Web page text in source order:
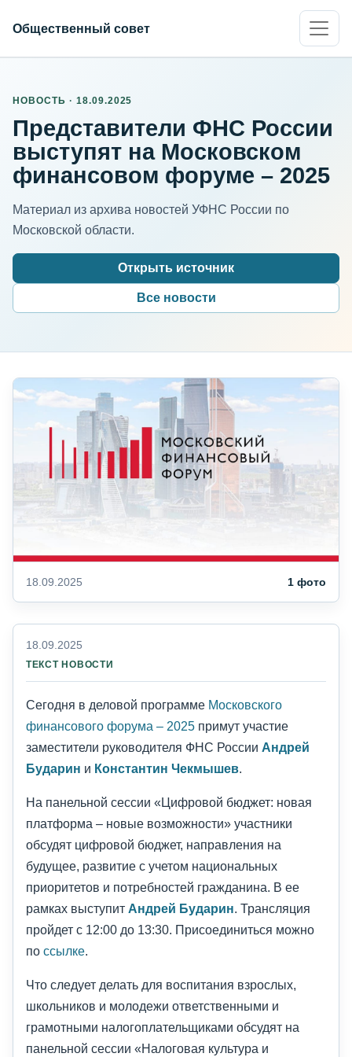
Общественный совет
НОВОСТЬ · 18.09.2025
Представители ФНС России
выступят на Московском
финансовом форуме – 2025
Материал из архива новостей УФНС России по
Московской области.
Открыть источник
Все новости
18.09.2025 1 фото
18.09.2025
ТЕКСТ НОВОСТИ
Сегодня в деловой программе Московского
финансового форума – 2025 примут участие
заместители руководителя ФНС России Андрей
Бударин и Константин Чекмышев.
На панельной сессии «Цифровой бюджет: новая
платформа – новые возможности» участники
обсудят цифровой бюджет, направления на
будущее, развитие с учетом национальных
приоритетов и потребностей гражданина. В ее
рамках выступит Андрей Бударин. Трансляция
пройдет с 12:00 до 13:30. Присоединиться можно
по ссылке.
Что следует делать для воспитания взрослых,
школьников и молодежи ответственными и
грамотными налогоплательщиками обсудят на
панельной сессии «Налоговая культура и